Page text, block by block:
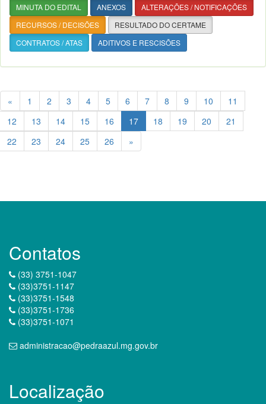
MINUTA DO EDITAL ANEXOS
ALTERAÇÕES / NOTIFICAÇÕES
RECURSOS / DECISÕES
RESULTADO DO CERTAME
CONTRATOS / ATAS
ADITIVOS E RESCISÕES
« 1 2 3 4 5 6 7 8 9 10
11
12
13 14 15 16 17 18 19 20
21
22
23 24 25 26 »
Contatos
(33) 3751-1047
(33)3751-1147
(33)3751-1548
(33)3751-1736
(33)3751-1071
administracao@pedraazul.mg.gov.br
Localização